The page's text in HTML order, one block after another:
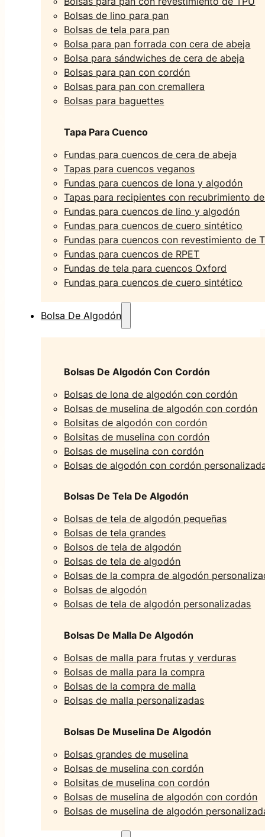
Bolsas de lino para pan
Bolsas de tela para pan
Bolsa para pan forrada con cera de abeja
Bolsa para sándwiches de cera de abeja
Bolsas para pan con cordón
Bolsas para pan con cremallera
Bolsas para baguettes
Tapa Para Cuenco
Fundas para cuencos de cera de abeja
Tapas para cuencos veganos
Fundas para cuencos de lona y algodón
Tapas para recipientes con recubrimiento
Fundas para cuencos de lino y algodón
Fundas para cuencos de cuero sintético
Fundas para cuencos con revestimiento de
Fundas para cuencos de RPET
Fundas de tela para cuencos Oxford
Fundas para cuencos de cuero sintético
Bolsa De Algodón
Bolsas De Algodón Con Cordón
Bolsas de lona de algodón con cordón
Bolsas de muselina de algodón con cordón
Bolsitas de algodón con cordón
Bolsitas de muselina con cordón
Bolsas de muselina con cordón
Bolsas de algodón con cordón
Bolsas De Tela De Algodón
Bolsas de tela de algodón pequeñas
Bolsas de tela grandes
Bolsos de tela de algodón
Bolsas de tela de algodón
Bolsas de la compra de algodón
Bolsas de algodón
Bolsas de tela de algodón personalizadas
Bolsas De Malla De Algodón
Bolsas de malla para frutas y verduras
Bolsas de malla para la compra
Bolsas de la compra de malla
Bolsas de malla personalizadas
Bolsas De Muselina De Algodón
Bolsas grandes de muselina
Bolsas de muselina con cordón
Bolsitas de muselina con cordón
Bolsas de muselina de algodón con cordón
Bolsas de muselina de algodón